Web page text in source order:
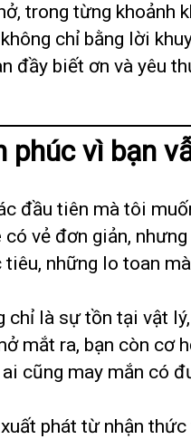
trong từng khoảnh
chỉ bằng lời
đầy biết ơn và yêu
phúc vì bạn
đầu tiên mà tôi
có vẻ đơn giản,
tiêu, những lo toan
chỉ là sự tồn tại vật
mắt ra, bạn còn cơ
cũng may mắn có
phát từ nhận